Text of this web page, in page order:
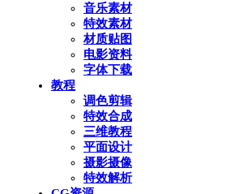
音乐素材
特效素材
材质贴图
电影资料
字体下载
教程
调色剪辑
特效合成
三维教程
平面设计
摄影摄像
特效解析